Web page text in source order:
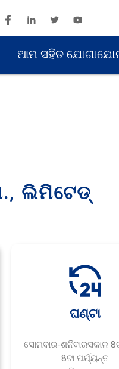
ଆମ ସହିତ
ଲିମିଟେଡ୍
ଘଣ୍ଟା
ସୋମବାର-ଶନିବାରସକାଳ
8ଟା ପର୍ଯ୍ୟନ୍ତ